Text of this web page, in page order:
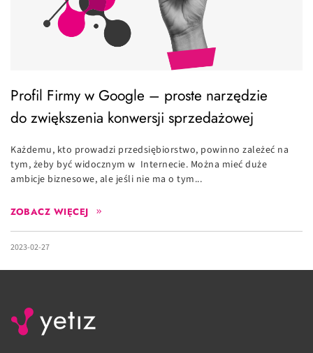
Profil Firmy w Google – proste narzędzie
do zwiększenia konwersji sprzedażowej
Każdemu, kto prowadzi przedsiębiorstwo, powinno zależeć na
tym, żeby być widocznym w Internecie. Można mieć duże
ambicje biznesowe, ale jeśli nie ma o tym...
ZOBACZ WIĘCEJ
2023-02-27